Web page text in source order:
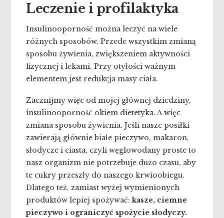
Leczenie i profilaktyka
Insulinooporność można leczyć na wiele
różnych sposobów. Przede wszystkim zmianą
sposobu żywienia, zwiększeniem aktywności
fizycznej i lekami. Przy otyłości ważnym
elementem jest redukcja masy ciała.
Zacznijmy więc od mojej głównej dziedziny,
insulinooporność okiem dietetyka. A więc
zmiana sposobu żywienia. Jeśli nasze posiłki
zawierają głównie białe pieczywo, makaron,
słodycze i ciasta, czyli węglowodany proste to
nasz organizm nie potrzebuje dużo czasu, aby
te cukry przeszły do naszego krwioobiegu.
Dlatego też, zamiast wyżej wymienionych
produktów lepiej spożywać:kasze, ciemne
pieczywo i ograniczyć spożycie słodyczy.